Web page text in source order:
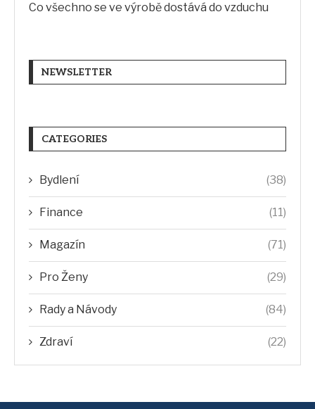
Co všechno se ve výrobě dostává do vzduchu
NEWSLETTER
CATEGORIES
Bydlení (38)
Finance (11)
Magazín (71)
Pro Ženy (29)
Rady a Návody (84)
Zdraví (22)